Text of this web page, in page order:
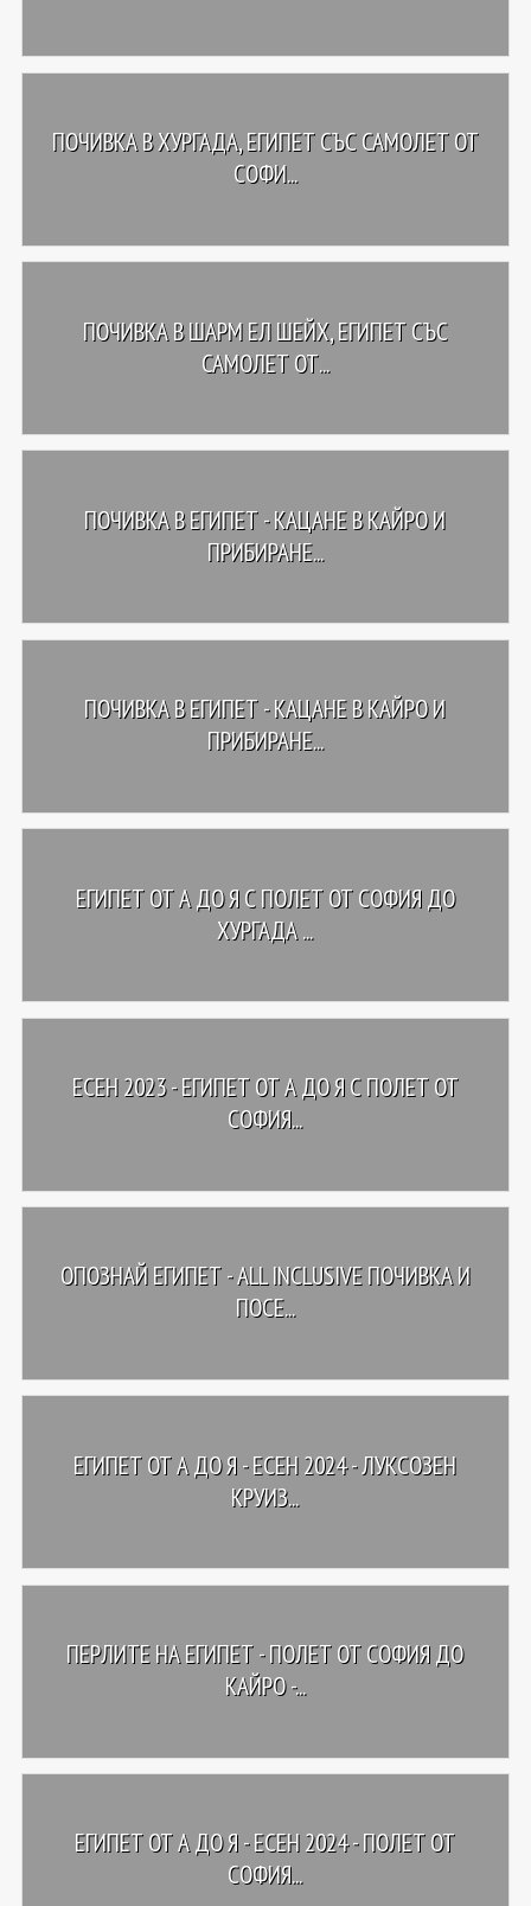
ПОЧИВКА В ХУРГАДА, ЕГИПЕТ СЪС САМОЛЕТ ОТ
СОФИ...
ПОЧИВКА В ШАРМ ЕЛ ШЕЙХ, ЕГИПЕТ СЪС
САМОЛЕТ ОТ...
ПОЧИВКА В ЕГИПЕТ - КАЦАНЕ В КАЙРО И
ПРИБИРАНЕ...
ПОЧИВКА В ЕГИПЕТ - КАЦАНЕ В КАЙРО И
ПРИБИРАНЕ...
ЕГИПЕТ ОТ А ДО Я С ПОЛЕТ ОТ СОФИЯ ДО
ХУРГАДА ...
ЕСЕН 2023 - ЕГИПЕТ ОТ А ДО Я С ПОЛЕТ ОТ
СОФИЯ...
ОПОЗНАЙ ЕГИПЕТ - ALL INCLUSIVE ПОЧИВКА И
ПОСЕ...
ЕГИПЕТ ОТ А ДО Я - ЕСЕН 2024 - ЛУКСОЗЕН
КРУИЗ...
ПЕРЛИТЕ НА ЕГИПЕТ - ПОЛЕТ ОТ СОФИЯ ДО
КАЙРО -...
ЕГИПЕТ ОТ А ДО Я - ЕСЕН 2024 - ПОЛЕТ ОТ
СОФИЯ...